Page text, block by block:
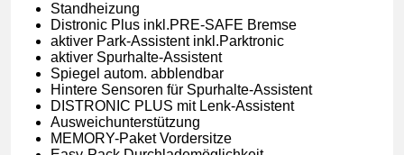
Standheizung
Distronic Plus inkl.PRE-SAFE Bremse
aktiver Park-Assistent inkl.Parktronic
aktiver Spurhalte-Assistent
Spiegel autom. abblendbar
Hintere Sensoren für Spurhalte-Assistent
DISTRONIC PLUS mit Lenk-Assistent
Ausweichunterstützung
MEMORY-Paket Vordersitze